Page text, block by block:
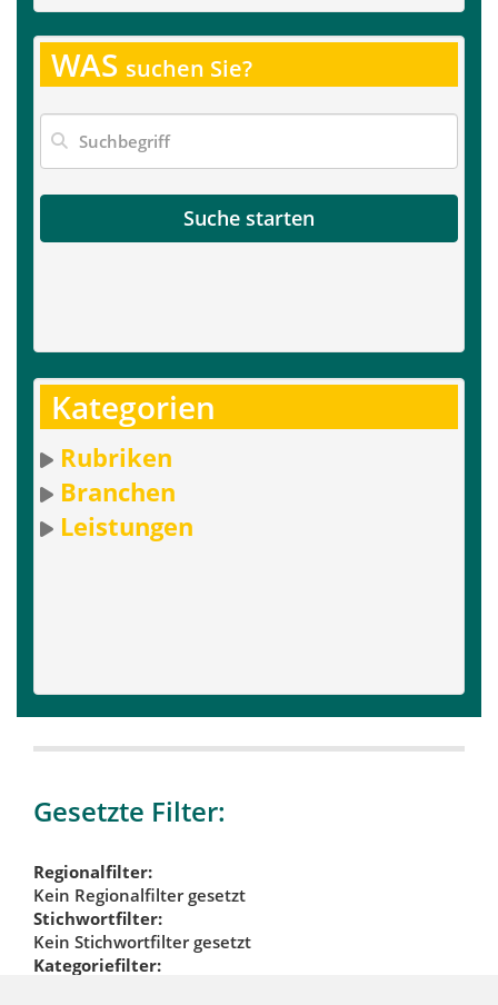
WAS suchen Sie?
Suche starten
Kategorien
Rubriken
Branchen
Leistungen
Gesetzte Filter:
Regionalfilter:
Kein Regionalfilter gesetzt
Stichwortfilter:
Kein Stichwortfilter gesetzt
Kategoriefilter: